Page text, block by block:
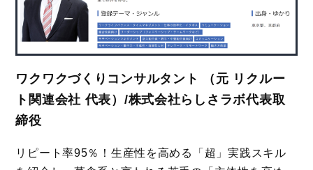
ワクワクづくりコンサルタント （元 リクルー
ト関連会社 代表）/株式会社らしさラボ代表取
締役
リピート率95％！生産性を高める「超」実践スキル